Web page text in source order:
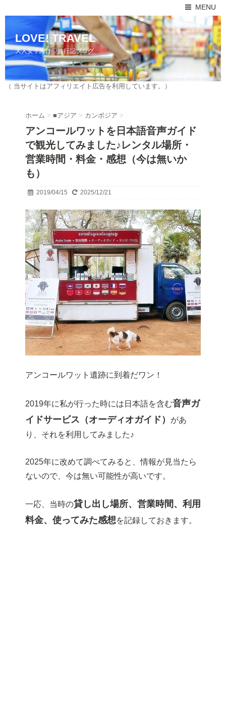
MENU
LOVE! TRAVEL
大人女子向け♡旅行記ブログ
（ 当サイトはアフィリエイト広告を利用しています。）
ホーム > ■アジア > カンボジア >
アンコールワットを日本語音声ガイド
で観光してみました♪レンタル場所・
営業時間・料金・感想（今は無いか
も）
2019/04/15 2025/12/21
アンコールワット遺跡に到着だワン！
2019年に私が行った時には日本語を含む音声ガ
イドサービス（オーディオガイド）
があ
り、それを利用してみました♪
2025年に改めて調べてみると、情報が見当たら
ないので、今は無い可能性が高いです。
一応、当時の貸し出し場所、営業時間、利用
料金、使ってみた感想を記録しておきます。